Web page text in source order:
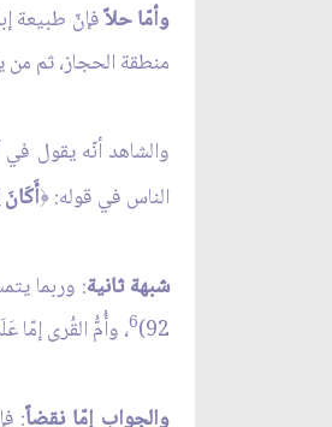
وأمّا حلاًفإنّ طبيعة
منطقة الحجاز، ثم
والشاهد أنّه يقول
الناس في قوله: ﴿
شبهة ثانية: وربما
92)
6، وأُمُّ القُرى إمّا
والجواب إمّا نقضاً: